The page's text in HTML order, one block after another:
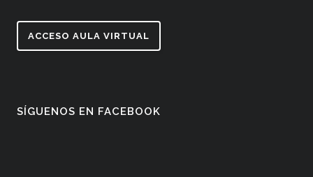
ACCESO AULA VIRTUAL
SÍGUENOS EN FACEBOOK